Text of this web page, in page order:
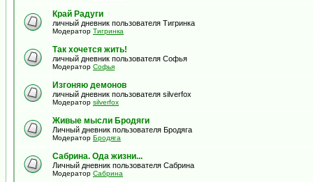
Край Радуги
личный дневник пользователя Тигринка
Модератор Тигринка
Так хочется жить!
личный дневник пользователя Софья
Модератор Софья
Изгоняю демонов
личный дневник пользователя silverfox
Модератор silverfox
Живые мысли Бродяги
Личный дневник пользователя Бродяга
Модератор Бродяга
Сабрина. Ода жизни...
Личный дневник пользователя Сабрина
Модератор Сабрина